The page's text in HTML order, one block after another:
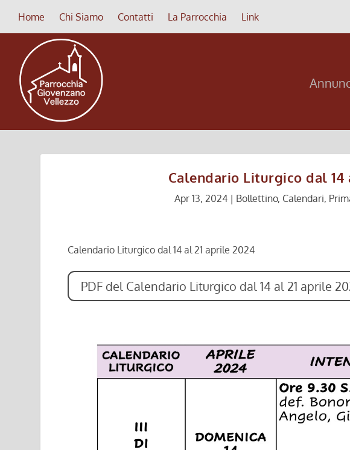
Home Chi Siamo Contatti La Parrocchia Link
Calendario Liturgico dal 14
Apr 13, 2024| Bollettino, Calendari,
Calendario Liturgico dal 14 al 21 aprile 2024
PDF del Calendario Liturgico dal 14 al 21 aprile